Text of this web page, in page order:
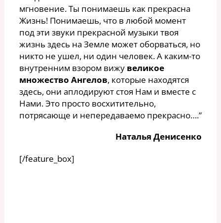
мгновение. Ты понимаешь как прекрасна
Жизнь! Понимаешь, что в любой момент
под эти звуки прекрасной музыки твоя
жизнь здесь на Земле может оборваться, но
никто не ушел, ни один человек. А каким-то
внутренним взором вижу великое
множество Ангелов, которые находятся
здесь, они аплодируют стоя Нам и вместе с
Нами. Это просто восхитительно,
потрясающе и непередаваемо прекрасно….”
Наталья Денисенко
[/feature_box]